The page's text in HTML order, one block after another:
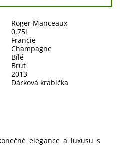
Roger Manceaux
0,75l
Francie
Champagne
Bílé
Brut
2013
Dárková krabička
elegance a luxusu s